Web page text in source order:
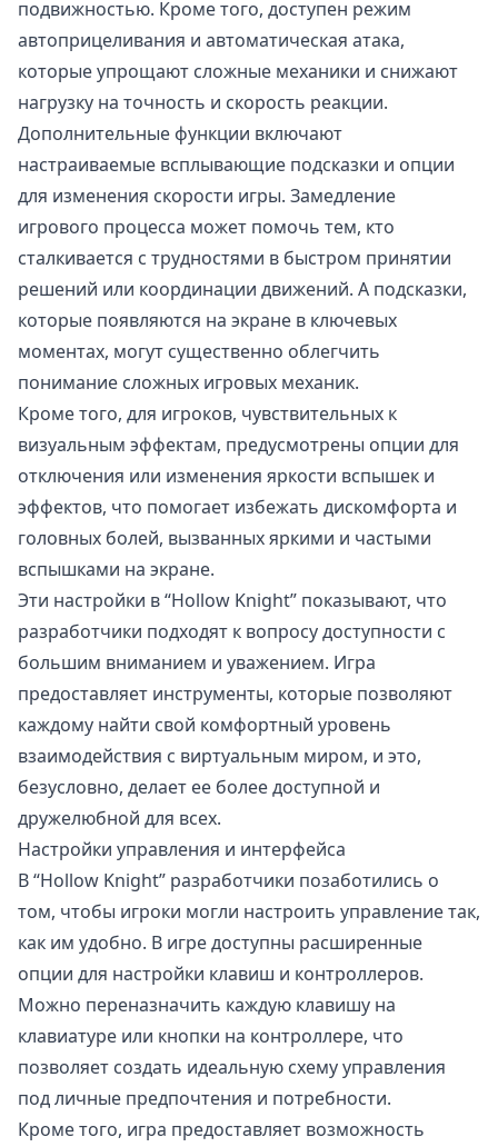
подвижностью. Кроме того, доступен режим
автоприцеливания и автоматическая атака,
которые упрощают сложные механики и снижают
нагрузку на точность и скорость реакции.
Дополнительные функции включают
настраиваемые всплывающие подсказки и опции
для изменения скорости игры. Замедление
игрового процесса может помочь тем, кто
сталкивается с трудностями в быстром принятии
решений или координации движений. А подсказки,
которые появляются на экране в ключевых
моментах, могут существенно облегчить
понимание сложных игровых механик.
Кроме того, для игроков, чувствительных к
визуальным эффектам, предусмотрены опции для
отключения или изменения яркости вспышек и
эффектов, что помогает избежать дискомфорта и
головных болей, вызванных яркими и частыми
вспышками на экране.
Эти настройки в “Hollow Knight” показывают, что
разработчики подходят к вопросу доступности с
большим вниманием и уважением. Игра
предоставляет инструменты, которые позволяют
каждому найти свой комфортный уровень
взаимодействия с виртуальным миром, и это,
безусловно, делает ее более доступной и
дружелюбной для всех.
Настройки управления и интерфейса
В “Hollow Knight” разработчики позаботились о
том, чтобы игроки могли настроить управление так,
как им удобно. В игре доступны расширенные
опции для настройки клавиш и контроллеров.
Можно переназначить каждую клавишу на
клавиатуре или кнопки на контроллере, что
позволяет создать идеальную схему управления
под личные предпочтения и потребности.
Кроме того, игра предоставляет возможность